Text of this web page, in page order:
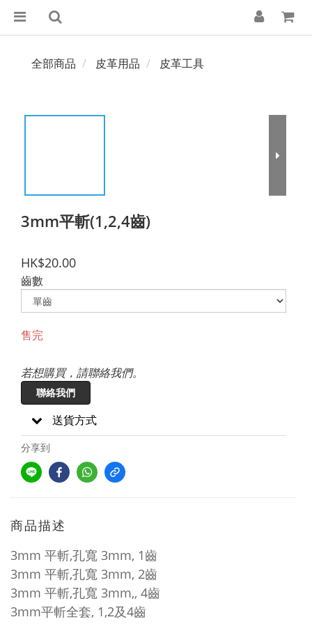
全部商品 皮革用品 皮革工具
3mm平斬(1,2,4齒)
HK$20.00
齒數
售完
若想購買，請聯絡我們。
聯絡我們
送貨方式
分享到
商品描述
3mm 平斬,孔寬 3mm, 1齒
3mm 平斬,孔寬 3mm, 2齒
3mm 平斬,孔寬 3mm,, 4齒
3mm平斬全套, 1,2及4齒